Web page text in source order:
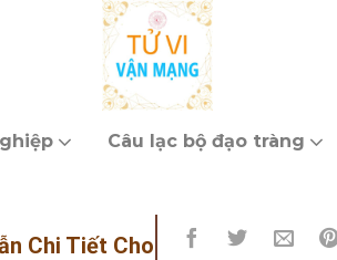
Câu lạc bộ đạo tràng
Chi Tiết Cho